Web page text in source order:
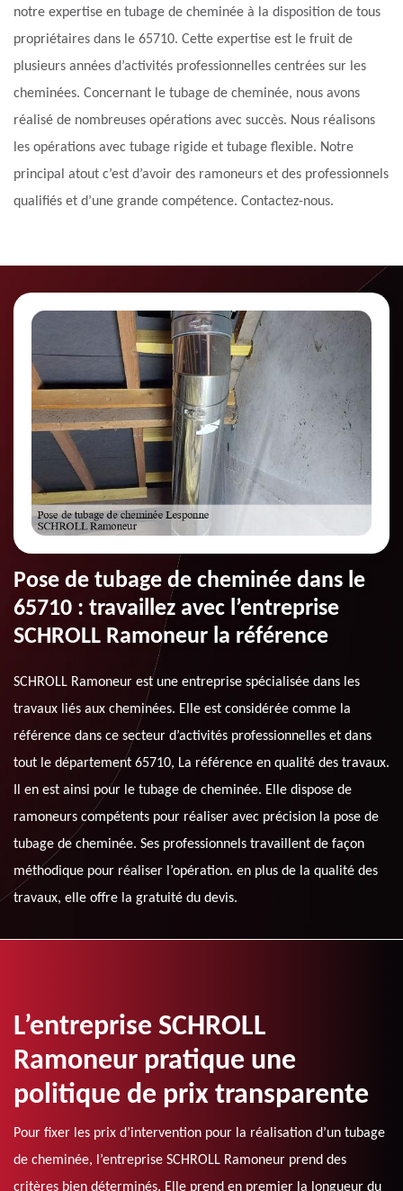
notre expertise en tubage de cheminée à la disposition de tous
propriétaires dans le 65710. Cette expertise est le fruit de
plusieurs années d’activités professionnelles centrées sur les
cheminées. Concernant le tubage de cheminée, nous avons
réalisé de nombreuses opérations avec succès. Nous réalisons
les opérations avec tubage rigide et tubage flexible. Notre
principal atout c’est d’avoir des ramoneurs et des professionnels
qualifiés et d’une grande compétence. Contactez-nous.
Pose de tubage de cheminée dans le
65710 : travaillez avec l’entreprise
SCHROLL Ramoneur la référence
SCHROLL Ramoneur est une entreprise spécialisée dans les
travaux liés aux cheminées. Elle est considérée comme la
référence dans ce secteur d’activités professionnelles et dans
tout le département 65710, La référence en qualité des travaux.
Il en est ainsi pour le tubage de cheminée. Elle dispose de
ramoneurs compétents pour réaliser avec précision la pose de
tubage de cheminée. Ses professionnels travaillent de façon
méthodique pour réaliser l’opération. en plus de la qualité des
travaux, elle offre la gratuité du devis.
L’entreprise SCHROLL
Ramoneur pratique une
politique de prix transparente
Pour fixer les prix d’intervention pour la réalisation d’un tubage
de cheminée, l’entreprise SCHROLL Ramoneur prend des
critères bien déterminés. Elle prend en premier la longueur du